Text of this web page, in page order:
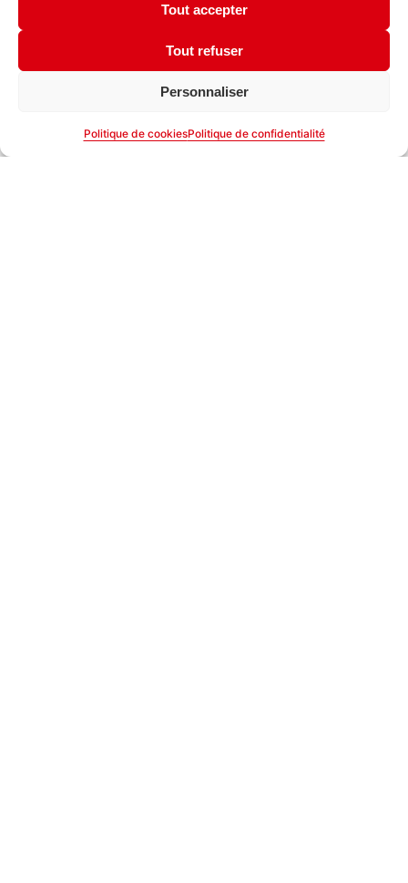
Tout accepter
Tout refuser
Personnaliser
Politique de cookiesPolitique de confidentialité
: la mise en service apporte
Réseau Brokers devient
Immobilier d’Entreprise et